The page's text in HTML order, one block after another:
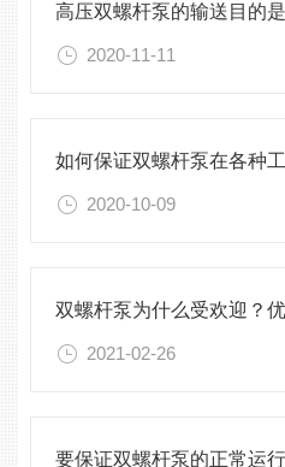
2020-11-11
2020-10-09
2021-02-26